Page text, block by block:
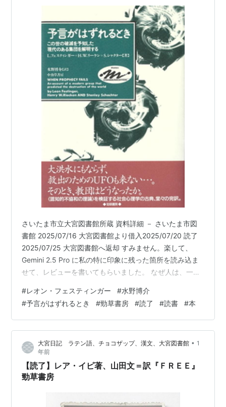
さいたま市立大宮図書館所蔵 資料詳細 － さいたま市図
書館 2025/07/16 大宮図書館より借入2025/07/20 読了
2025/07/25 大宮図書館へ返却 すみません。楽して、
Gemini 2.5 Pro に私の特に印象に残った箇所を読み込ま
せて、レビューを書いてもらいました。 なぜ人は、一度
も、なかなか捨てられないのでしょうか。それどころ
か、かえってその信念を強めてしまうことさえあるのは
なぜでしょう。本書『予言がはずれるとき』は、この人
間心理の根源的な謎に、社会心理学の金字塔である「認
知的不協和理論」を用いて迫った、古典的名著です。
#レオン・フェスティンガー #水野博介
#予言がはずれるとき #勁草書房 #読了 #読書 #本
大宮日記 ラテン語、チョコザップ、漢文、大宮図書館 • 1
年前
【読了】レア・イピ著、山田文＝訳『ＦＲＥＥ』
勁草書房